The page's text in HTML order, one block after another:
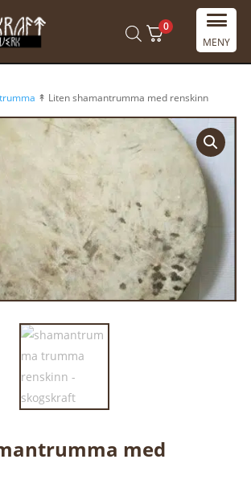
0
MENY
↟ Liten shamantrumma med renskinn
med